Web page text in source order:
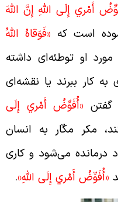
أَمْري إِلَى اللَّهِ إِنَّ اللَّهَ
است که«فَوَقاهُ اللَّهُ
او توطئه‌ای داشته
کار ببرند یا نقشه‌ای
«أُفَوِّضُ أَمْري إِلَى
مکر مکّار به انسان
می‌شود و کاری
أَمْري إِلَى اللَّهِ».